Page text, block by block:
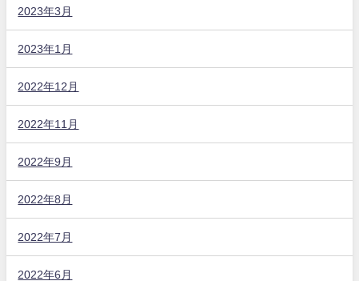
2023年3月
2023年1月
2022年12月
2022年11月
2022年9月
2022年8月
2022年7月
2022年6月